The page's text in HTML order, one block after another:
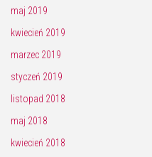
maj 2019
kwiecień 2019
marzec 2019
styczeń 2019
listopad 2018
maj 2018
kwiecień 2018